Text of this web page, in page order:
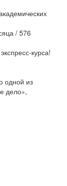
/ 576
курса!
одной из
дело»,